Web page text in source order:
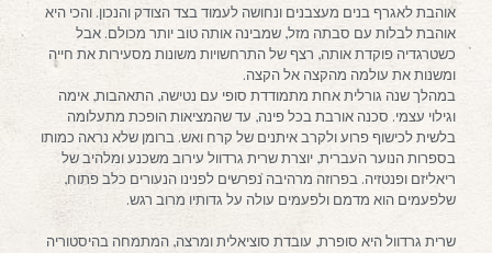
אוהבת לאגרף בנים מעצבנים ונחושה לעמוד בצד הצודק והנכון. והכי היא
אוהבת לבלות עם סבתה מזל, שמבינה אותה טוב יותר מכולם. אבל
כשטרגדיה פוקדת אותה, רצף של התרחשויות משונות מסעירות את חייה
ומשנות את עולמה מהקצה אל הקצה.
במהלך שנה גורלית אחת מתמודדת סופי עם נטישה, התאהבות, אימה
וגילוי עצמי. סכנה אורבת בכל פינה, עד שהמציאות הופכת מתעלומה
בלשית לכישוף פרוע ולקרב איתנים של קרח ואש. ברומן שלא נראה כמותו
בספרות הנוער העברית, יוצרת שרית גרדוול עירוב משכנע ומלהיב של
ריאליזם ופנטזיה. בפרוזה מרהיבה נפרשים לפנינו הנעורים כלב פתוח,
שלפעמים הוא מדמם ולפעמים עולה על גדותיו מרוב רגש.
שרית גרדוול היא סופרת, עובדת סוציאלית ומרצה, המתמחה בהיסטוריה